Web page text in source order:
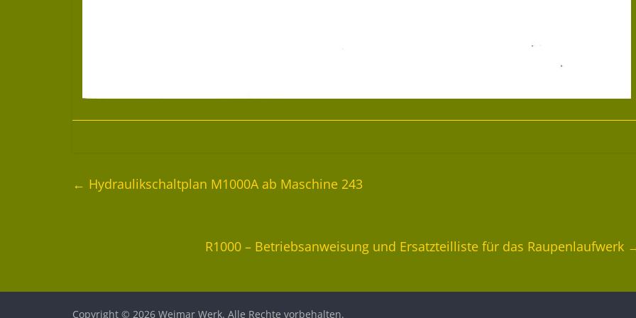
← Hydraulikschaltplan M1000A ab Maschine 243
R1000 – Betriebsanweisung und Ersatzteilliste für das Raupenlaufwerk
Copyright © 2026 Weimar Werk. Alle Rechte vorbehalten.